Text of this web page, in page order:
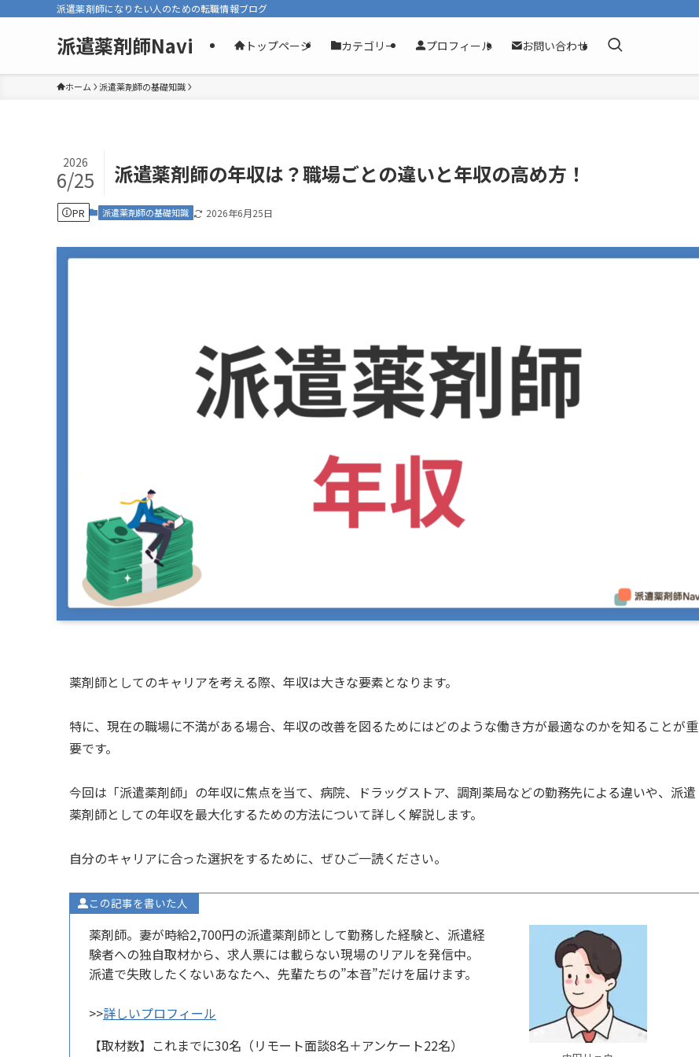
派遣薬剤師になりたい人のための転職情報ブログ
派遣薬剤師Navi トップページ カテゴリー プロフィール お問い合わせ
ホーム 派遣薬剤師の基礎知識
派遣薬剤師の年収は？職場ごとの違いと年収の高め方！
2026
6/25
PR 派遣薬剤師の基礎知識 2026年6月25日
薬剤師としてのキャリアを考える際、年収は大きな要素となります。
特に、現在の職場に不満がある場合、年収の改善を図るためにはどのような働き方が最適なのかを知ることが重
要です。
今回は「派遣薬剤師」の年収に焦点を当て、病院、ドラッグストア、調剤薬局などの勤務先による違いや、派遣
薬剤師としての年収を最大化するための方法について詳しく解説します。
自分のキャリアに合った選択をするために、ぜひご一読ください。
この記事を書いた人
薬剤師。妻が時給2,700円の派遣薬剤師として勤務した経験と、派遣経
験者への独自取材から、求人票には載らない現場のリアルを発信中。
派遣で失敗したくないあなたへ、先輩たちの”本音”だけを届けます。
>>詳しいプロフィール
【取材数】これまでに30名（リモート面談8名＋アンケート22名）